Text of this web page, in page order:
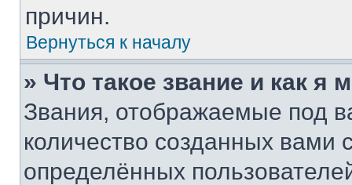
причин.
Вернуться к началу
» Что такое звание и как я
Звания, отображаемые под
количество созданных
определённых